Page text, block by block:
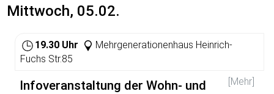
Mittwoch, 05.02.
19.30 Uhr
Mehrgenerationenhaus Heinrich-
Fuchs Str.85
[Mehr]
Infoveranstaltung der Wohn- und